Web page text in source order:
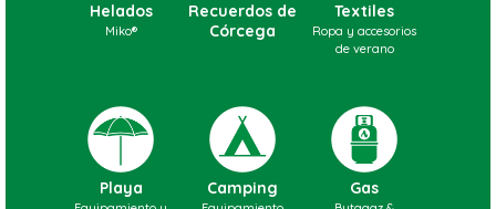
Helados
Miko®
Recuerdos de
Córcega
Textiles
Ropa y accesorios
de verano
Playa Camping Gas